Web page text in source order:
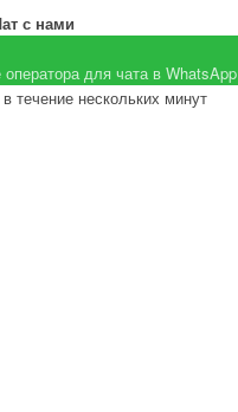
с нами
для чата в WhatsApp
течение нескольких минут